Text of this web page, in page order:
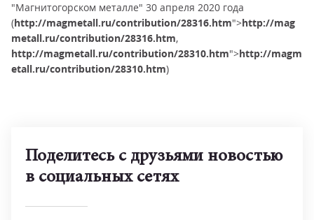
"Магнитогорском металле" 30 апреля 2020 года
(http://magmetall.ru/contribution/28316.htm">http://mag
metall.ru/contribution/28316.htm,
http://magmetall.ru/contribution/28310.htm">http://magm
etall.ru/contribution/28310.htm)
Поделитесь с друзьями новостью
в социальных сетях